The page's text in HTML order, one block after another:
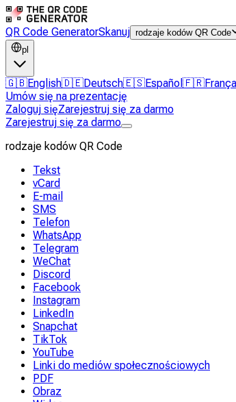
QR Code GeneratorSkanuj rodzaje kodów QR Code
pl
🇬🇧English🇩🇪Deutsch🇪🇸Español 🇫🇷
Umów się na prezentację
Zaloguj sięZarejestruj się za darmo
Zarejestruj się za darmo
rodzaje kodów QR Code
Tekst
vCard
E-mail
SMS
Telefon
WhatsApp
Telegram
WeChat
Discord
Facebook
Instagram
LinkedIn
Snapchat
TikTok
YouTube
Linki do mediów społecznościowych
PDF
Obraz